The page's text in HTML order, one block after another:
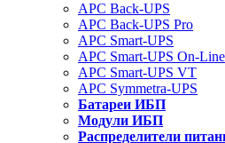
APC Back-UPS
APC Back-UPS Pro
APC Smart-UPS
APC Smart-UPS On-Line
APC Smart-UPS VT
APC Symmetra-UPS
Батареи ИБП
Модули ИБП
Распределители